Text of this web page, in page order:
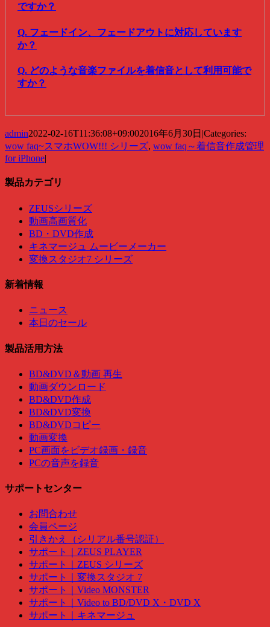
ですか？
Q. フェードイン、フェードアウトに対応しています
か？
Q. どのような音楽ファイルを着信音として利用可能で
すか？
admin2022-02-16T11:36:08+09:002016年6月30日 |Categories:
wow faq~スマホWOW!!! シリーズ, wow faq～着信音作成管理
for iPhone|
製品カテゴリ
ZEUSシリーズ
動画高画質化
BD・DVD作成
キネマージュ ムービーメーカー
変換スタジオ7 シリーズ
新着情報
ニュース
本日のセール
製品活用方法
BD&DVD＆動画 再生
動画ダウンロード
BD&DVD作成
BD&DVD変換
BD&DVDコピー
動画変換
PC画面をビデオ録画・録音
PCの音声を録音
サポートセンター
お問合わせ
会員ページ
引きかえ（シリアル番号認証）
サポート｜ZEUS PLAYER
サポート｜ZEUS シリーズ
サポート｜変換スタジオ 7
サポート｜Video MONSTER
サポート｜Video to BD/DVD X・DVD X
サポート｜キネマージュ